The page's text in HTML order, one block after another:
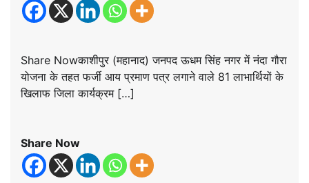
Share Nowकाशीपुर (महानाद) जनपद ऊधम सिंह नगर में नंदा गौरा
योजना के तहत फर्जी आय प्रमाण पत्र लगाने वाले 81 लाभार्थियों के
खिलाफ जिला कार्यक्रम […]
Share Now